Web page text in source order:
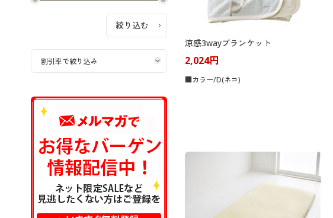
涼感3wayブランケット
2,024円
■カラー/D(ネコ)